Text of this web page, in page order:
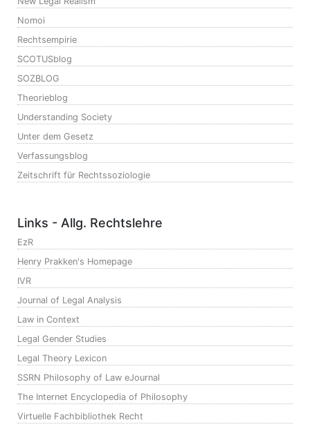
Nomoi
Rechtsempirie
SCOTUSblog
SOZBLOG
Theorieblog
Understanding Society
Unter dem Gesetz
Verfassungsblog
Zeitschrift für Rechtssoziologie
Links - Allg. Rechtslehre
EzR
Henry Prakken's Homepage
IVR
Journal of Legal Analysis
Law in Context
Legal Gender Studies
Legal Theory Lexicon
SSRN Philosophy of Law eJournal
The Internet Encyclopedia of Philosophy
Virtuelle Fachbibliothek Recht